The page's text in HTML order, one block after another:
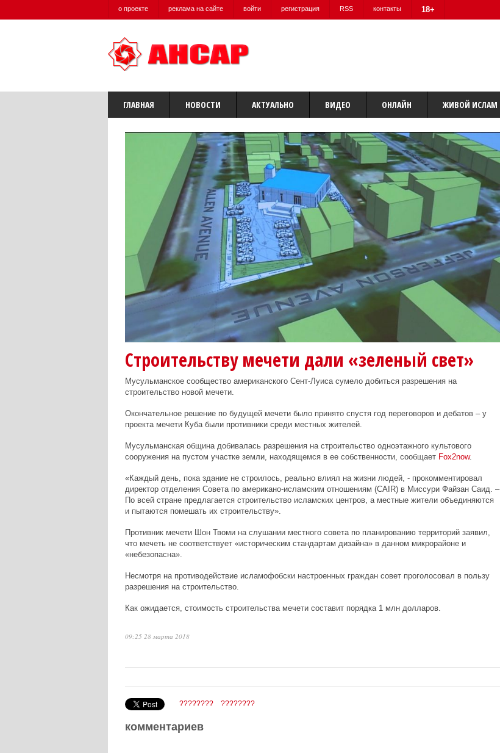
о проекте реклама на сайте войти регистрация RSS контакты 18+
ГЛАВНАЯ НОВОСТИ АКТУАЛЬНО ВИДЕО ОНЛАЙН ЖИВОЙ ИСЛАМ
Строительству мечети дали «зеленый свет»
Мусульманское сообщество американского Сент-Луиса сумело добиться разрешения на
строительство новой мечети.
Окончательное решение по будущей мечети было принято спустя год переговоров и дебатов – у
проекта мечети Куба были противники среди местных жителей.
Мусульманская община добивалась разрешения на строительство одноэтажного культового
сооружения на пустом участке земли, находящемся в ее собственности, сообщает Fox2now.
«Каждый день, пока здание не строилось, реально влиял на жизни людей, - прокомментировал
директор отделения Совета по американо-исламским отношениям (CAIR) в Миссури Файзан Саид. –
По всей стране предлагается строительство исламских центров, а местные жители объединяются
и пытаются помешать их строительству».
Противник мечети Шон Твоми на слушании местного совета по планированию территорий заявил,
что мечеть не соответствует «историческим стандартам дизайна» в данном микрорайоне и
«небезопасна».
Несмотря на противодействие исламофобски настроенных граждан совет проголосовал в пользу
разрешения на строительство.
Как ожидается, стоимость строительства мечети составит порядка 1 млн долларов.
09:25 28 марта 2018
???????? ????????
комментариев